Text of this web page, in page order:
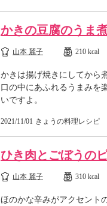
かきの豆腐のうま
山本 麗子 210 kcal
かきは揚げ焼きにしてから
口の中にあふれるうまみを
いですよ。
2021/11/01 きょうの料理レシピ
ひき肉とごぼうの
山本 麗子 310 kcal
ほのかな辛みがアクセント